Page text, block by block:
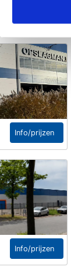
Info/prijzen
Info/prijzen